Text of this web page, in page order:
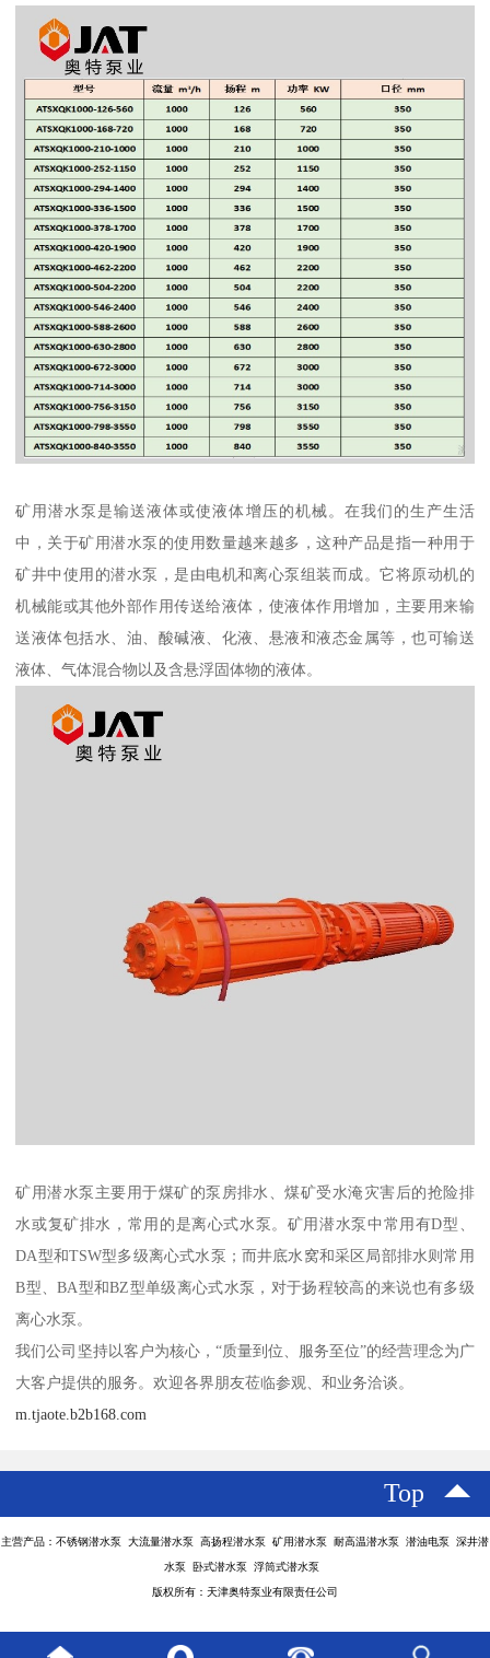
矿用潜水泵是输送液体或使液体增压的机械。在我们的生产生活
中，关于矿用潜水泵的使用数量越来越多，这种产品是指一种用于
矿井中使用的潜水泵，是由电机和离心泵组装而成。它将原动机的
机械能或其他外部作用传送给液体，使液体作用增加，主要用来输
送液体包括水、油、酸碱液、化液、悬液和液态金属等，也可输送
液体、气体混合物以及含悬浮固体物的液体。
矿用潜水泵主要用于煤矿的泵房排水、煤矿受水淹灾害后的抢险排
水或复矿排水，常用的是离心式水泵。矿用潜水泵中常用有D型、
DA型和TSW型多级离心式水泵；而井底水窝和采区局部排水则常用
B型、BA型和BZ型单级离心式水泵，对于扬程较高的来说也有多级
离心水泵。
我们公司坚持以客户为核心，“质量到位、服务至位”的经营理念为广
大客户提供的服务。欢迎各界朋友莅临参观、和业务洽谈。
m.tjaote.b2b168.com
Top
主营产品：不锈钢潜水泵 大流量潜水泵 高扬程潜水泵 矿用潜水泵 耐高温潜水泵 潜油电泵 深井潜
水泵 卧式潜水泵 浮筒式潜水泵
版权所有：天津奥特泵业有限责任公司